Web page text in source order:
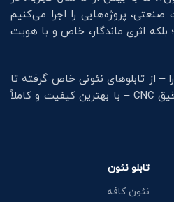
پروژه‌هایی را اجرا می‌کنیم
اثری ماندگار، خاص و با هویت
– از تابلوهای نئونی خاص گرفته تا
سقف‌های تایل و برش‌های دقیق CNC – با بهترین کیفیت و کاملاً
تابلو نئون
نئون کافه